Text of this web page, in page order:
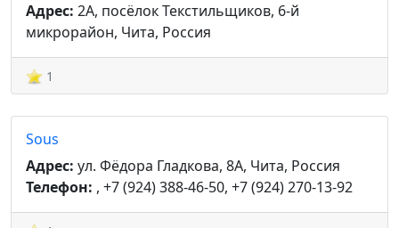
Адрес: 2А, посёлок Текстильщиков, 6-й
микрорайон, Чита, Россия
1
Sous
Адрес: ул. Фёдора Гладкова, 8А, Чита, Россия
Телефон: , +7 (924) 388-46-50, +7 (924) 270-13-92